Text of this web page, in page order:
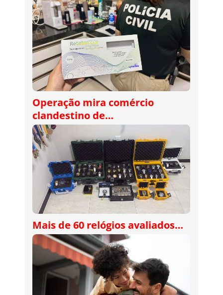
Operação mira comércio
clandestino de…
Mais de 60 relógios avaliados…